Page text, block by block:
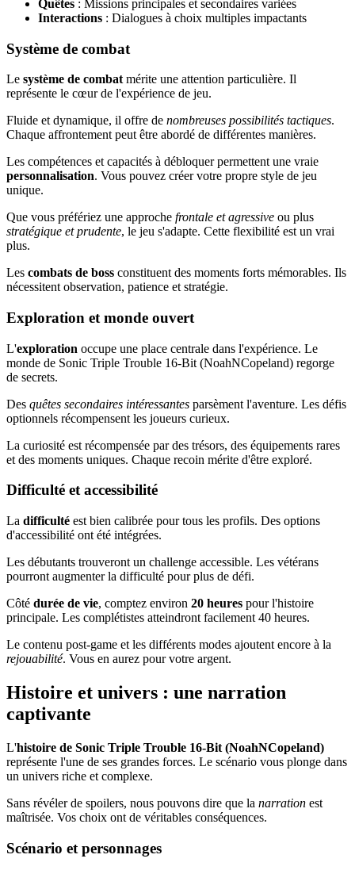
Quêtes : Missions principales et secondaires variées
Interactions : Dialogues à choix multiples impactants
Système de combat
Le système de combat mérite une attention particulière. Il
représente le cœur de l'expérience de jeu.
Fluide et dynamique, il offre de nombreuses possibilités tactiques.
Chaque affrontement peut être abordé de différentes manières.
Les compétences et capacités à débloquer permettent une vraie
personnalisation. Vous pouvez créer votre propre style de jeu
unique.
Que vous préfériez une approche frontale et agressive ou plus
stratégique et prudente, le jeu s'adapte. Cette flexibilité est un vrai
plus.
Les combats de boss constituent des moments forts mémorables. Ils
nécessitent observation, patience et stratégie.
Exploration et monde ouvert
L'exploration occupe une place centrale dans l'expérience. Le
monde de Sonic Triple Trouble 16-Bit (NoahNCopeland) regorge
de secrets.
Des quêtes secondaires intéressantes parsèment l'aventure. Les défis
optionnels récompensent les joueurs curieux.
La curiosité est récompensée par des trésors, des équipements rares
et des moments uniques. Chaque recoin mérite d'être exploré.
Difficulté et accessibilité
La difficulté est bien calibrée pour tous les profils. Des options
d'accessibilité ont été intégrées.
Les débutants trouveront un challenge accessible. Les vétérans
pourront augmenter la difficulté pour plus de défi.
Côté durée de vie, comptez environ 20 heures pour l'histoire
principale. Les complétistes atteindront facilement 40 heures.
Le contenu post-game et les différents modes ajoutent encore à la
rejouabilité. Vous en aurez pour votre argent.
Histoire et univers : une narration
captivante
L'histoire de Sonic Triple Trouble 16-Bit (NoahNCopeland)
représente l'une de ses grandes forces. Le scénario vous plonge dans
un univers riche et complexe.
Sans révéler de spoilers, nous pouvons dire que la narration est
maîtrisée. Vos choix ont de véritables conséquences.
Scénario et personnages